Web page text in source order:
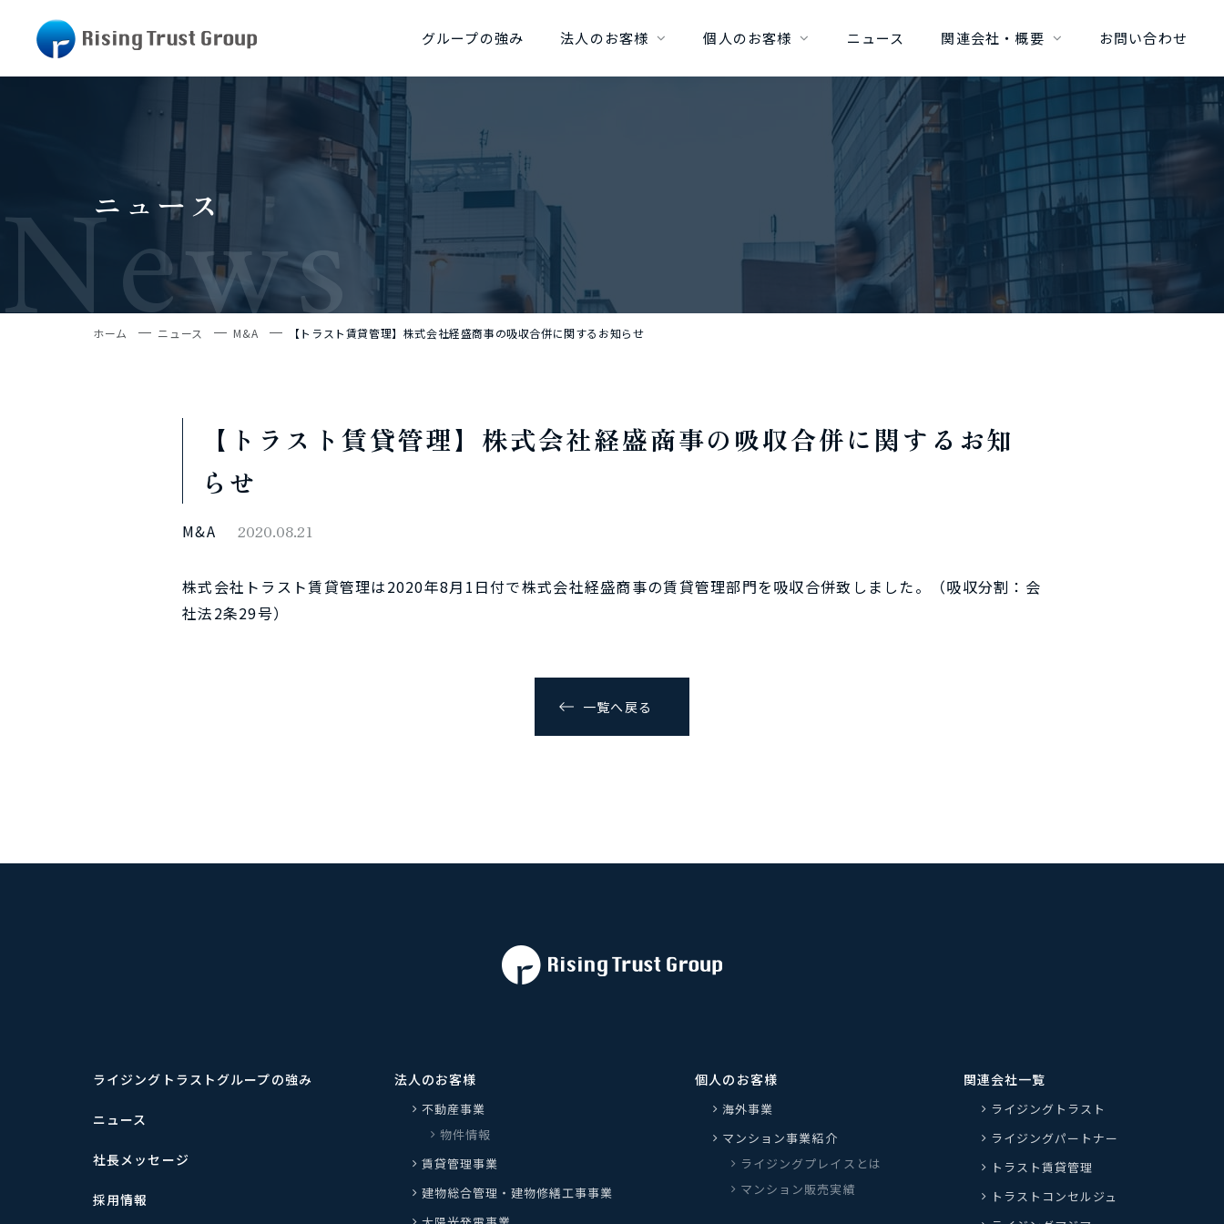
グループの強み 法人のお客様 個人のお客様 ニュース 関連会社・概要 お問い合わせ
News
ニュース
ホーム ニュース M&A 【トラスト賃貸管理】株式会社経盛商事の吸収合併に関するお知らせ
【トラスト賃貸管理】株式会社経盛商事の吸収合併に関するお知
らせ
M&A 2020.08.21
株式会社トラスト賃貸管理は2020年8月1日付で株式会社経盛商事の賃貸管理部門を吸収合併致しました。（吸収分割：会
社法2条29号）
一覧へ戻る
ライジングトラストグループの強み
ニュース
社長メッセージ
採用情報
法人のお客様
不動産事業
物件情報
賃貸管理事業
建物総合管理・建物修繕工事事業
個人のお客様
海外事業
マンション事業紹介
ライジングプレイスとは
マンション販売実績
関連会社一覧
ライジングトラスト
ライジングパートナー
トラスト賃貸管理
トラストコンセルジュ